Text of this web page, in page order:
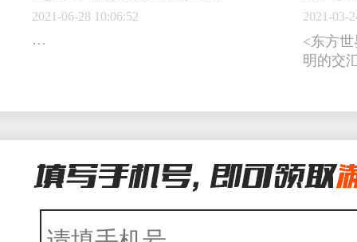
2021-06-28 10:06:52
…
2021-03-
<东方
明的交